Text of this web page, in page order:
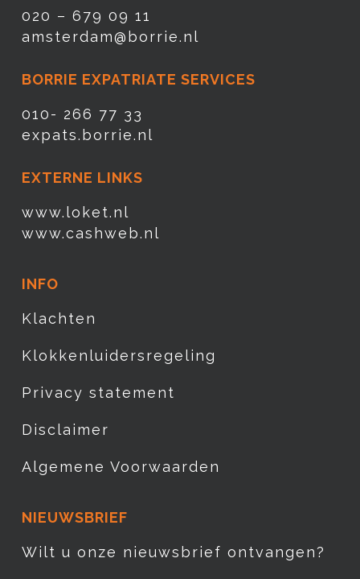
020 – 679 09 11
amsterdam@borrie.nl
BORRIE EXPATRIATE SERVICES
010- 266 77 33
expats.borrie.nl
EXTERNE LINKS
www.loket.nl
www.cashweb.nl
INFO
Klachten
Klokkenluidersregeling
Privacy statement
Disclaimer
Algemene Voorwaarden
NIEUWSBRIEF
Wilt u onze nieuwsbrief ontvangen?